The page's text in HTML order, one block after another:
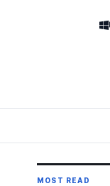
MOST READ